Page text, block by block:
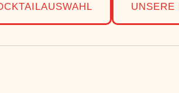
UNSERE